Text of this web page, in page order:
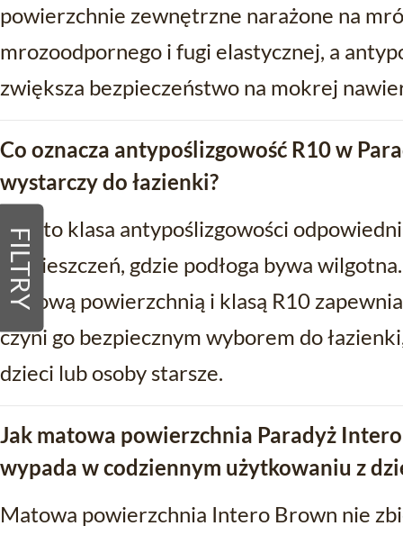
FILTRY
powierzchnie zewnętrzne narażone na
mrozoodpornego i fugi elastycznej, a
zwiększa bezpieczeństwo na mokrej
Co oznacza antypoślizgowość R10 w
wystarczy do łazienki?
R10 to klasa antypoślizgowości
pomieszczeń, gdzie podłoga bywa
matową powierzchnią i klasą R10
czyni go bezpiecznym wyborem do
dzieci lub osoby starsze.
Jak matowa powierzchnia Paradyż
wypada w codziennym użytkowaniu z
Matowa powierzchnia Intero Brown nie